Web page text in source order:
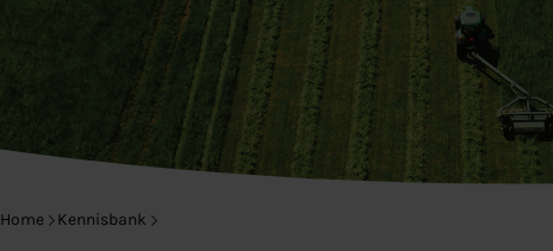
Home Kennisbank